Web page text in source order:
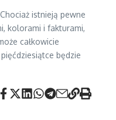
istnieją pewne
kolorami i fakturami,
całkowicie
będzie